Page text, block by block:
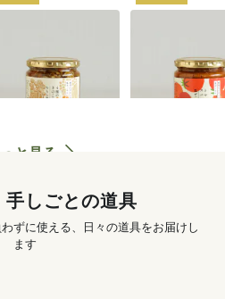
し寿司 250g
1,250
ぜごはん 250g
と見る
手しごとの道具
ずに使える、日々の道具をお届けし
ます